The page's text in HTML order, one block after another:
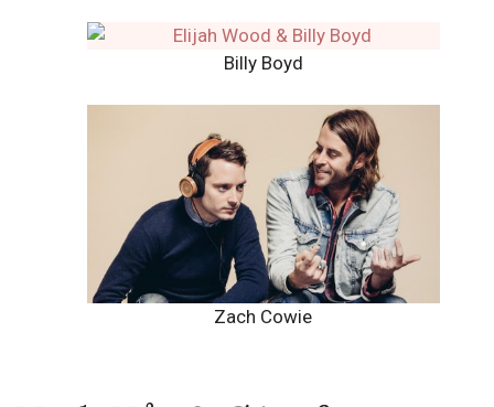
Billy Boyd
Zach Cowie